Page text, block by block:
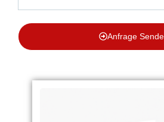
Anfrage